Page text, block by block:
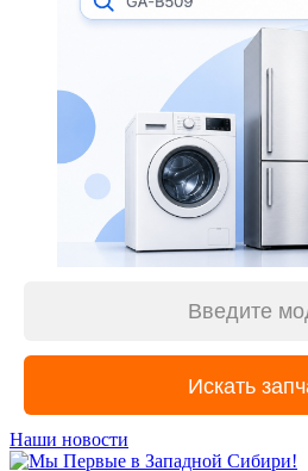
Наши новости